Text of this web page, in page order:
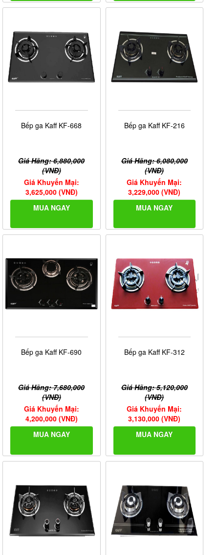
Bếp ga Kaff KF-668
Giá Hãng: 6,880,000
(VNĐ)
Giá Khuyến Mại:
3,625,000 (VNĐ)
MUA NGAY
Bếp ga Kaff KF-216
Giá Hãng: 6,080,000
(VNĐ)
Giá Khuyến Mại:
3,229,000 (VNĐ)
MUA NGAY
Bếp ga Kaff KF-690
Giá Hãng: 7,680,000
(VNĐ)
Giá Khuyến Mại:
4,200,000 (VNĐ)
MUA NGAY
Bếp ga Kaff KF-312
Giá Hãng: 5,120,000
(VNĐ)
Giá Khuyến Mại:
3,130,000 (VNĐ)
MUA NGAY